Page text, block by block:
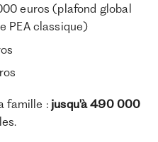
euros (plafond global
PEA classique)
famille : jusqu'à 490 000